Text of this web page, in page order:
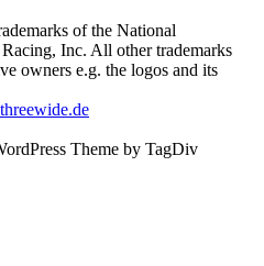
of the National
Inc. All other trademarks
owners e.g. the logos and its
Theme by TagDiv